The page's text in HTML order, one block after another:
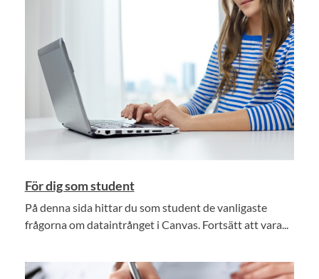
För dig som student
På denna sida hittar du som student de vanligaste
frågorna om dataintrånget i Canvas. Fortsätt att vara...